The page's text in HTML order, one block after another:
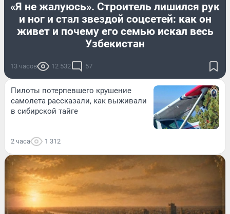
«Я не жалуюсь». Строитель лишился рук
и ног и стал звездой соцсетей: как он
живет и почему его семью искал весь
Узбекистан
13 часов 12 532 57
Пилоты потерпевшего крушение
самолета рассказали, как выживали
в сибирской тайге
2 часа 1 312